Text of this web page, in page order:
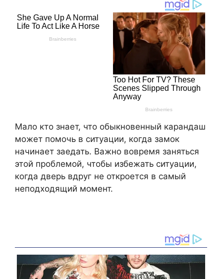
Мало кто знает, что обыкновенный карандаш
может помочь в ситуации, когда замок
начинает заедать. Важно вовремя заняться
этой проблемой, чтобы избежать ситуации,
когда дверь вдруг не откроется в самый
неподходящий момент.